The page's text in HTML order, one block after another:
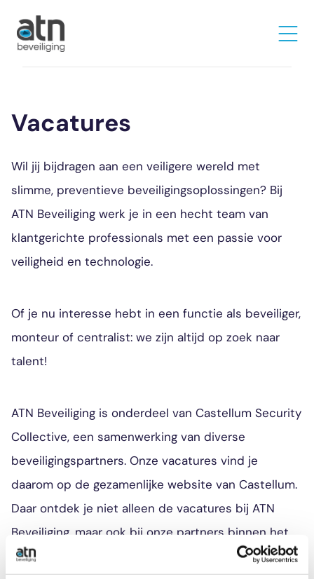
Vacatures
Wil jij bijdragen aan een veiligere wereld met
slimme, preventieve beveiligingsoplossingen? Bij
ATN Beveiliging werk je in een hecht team van
klantgerichte professionals met een passie voor
veiligheid en technologie.
Of je nu interesse hebt in een functie als beveiliger,
monteur of centralist: we zijn altijd op zoek naar
talent!
ATN Beveiliging is onderdeel van Castellum Security
Collective, een samenwerking van diverse
beveiligingspartners. Onze vacatures vind je
daarom op de gezamenlijke website van Castellum.
Daar ontdek je niet alleen de vacatures bij ATN
Beveiliging, maar ook bij onze partners binnen het
collectief.